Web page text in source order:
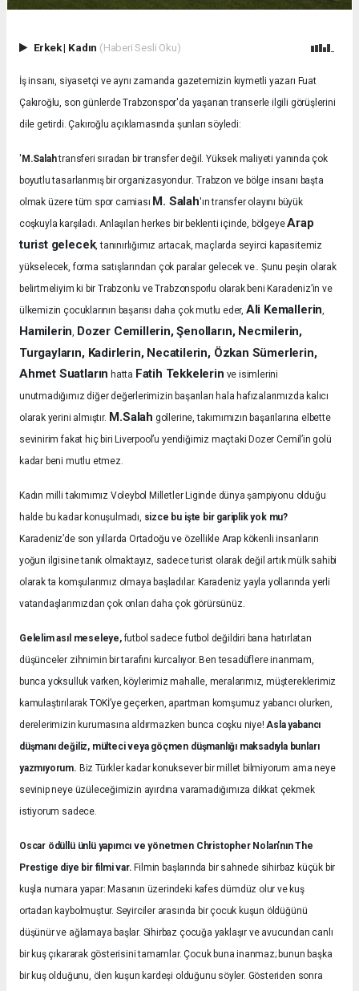
Erkek| Kadın (Haberi Sesli Oku)
İş insanı, siyasetçi ve aynı zamanda gazetemizin kıymetli yazarı Fuat
Çakıroğlu, son günlerde Trabzonspor'da yaşanan transerle ilgili görüşlerini
dile getirdi. Çakıroğlu açıklamasında şunları söyledi:
' M.Salahtransferi sıradan bir transfer değil. Yüksek maliyeti yanında çok
boyutlu tasarlanmış bir organizasyondur.Trabzon ve bölge insanı başta
olmak üzere tüm spor camiası M. Salah'ın transfer olayını büyük
coşkuyla karşıladı.Anlaşılan herkes bir beklenti içinde, bölgeyeArap
turist gelecek, tanınırlığımız artacak, maçlarda seyirci kapasitemiz
yükselecek, forma satışlarından çok paralar gelecek ve.. Şunu peşin olarak
belirtmeliyim ki bir Trabzonlu ve Trabzonsporlu olarak beni Karadeniz’in ve
ülkemizin çocuklarının başarısı daha çok mutlu eder, Ali Kemallerin,
Hamilerin, Dozer Cemillerin, Şenolların, Necmilerin,
Turgayların, Kadirlerin, Necatilerin, Özkan Sümerlerin,
Ahmet Suatların hatta Fatih Tekkelerin ve isimlerini
unutmadığımız diğer değerlerimizin başarıları hala hafızalarımızda kalıcı
olarak yerini almıştır. M.Salah gollerine, takımımızın başarılarına elbette
sevinirim fakat hiç biri Liverpool’u yendiğimiz maçtaki Dozer Cemil’in golü
kadar beni mutlu etmez.
Kadın milli takımımız Voleybol Milletler Liginde dünya şampiyonu olduğu
halde bu kadar konuşulmadı, sizce bu işte bir gariplik yok mu?
Karadeniz’de son yıllarda Ortadoğu ve özellikle Arap kökenli insanların
yoğun ilgisine tanık olmaktayız, sadece turist olarak değil artık mülk sahibi
olarak ta komşularımız olmaya başladılar. Karadeniz yayla yollarında yerli
vatandaşlarımızdan çok onları daha çok görürsünüz.
Gelelim asıl meseleye,futbol sadece futbol değildiri bana hatırlatan
düşünceler zihnimin bir tarafını kurcalıyor. Ben tesadüflere inanmam,
bunca yoksulluk varken, köylerimiz mahalle, meralarımız, müştereklerimiz
kamulaştırılarak TOKİ’ye geçerken, apartman komşumuz yabancı olurken,
derelerimizin kurumasına aldırmazken bunca coşku niye!Asla yabancı
düşmanı değiliz, mülteci veya göçmen düşmanlığı maksadıyla bunları
yazmıyorum. Biz Türkler kadar konuksever bir millet bilmiyorum ama neye
sevinip neye üzüleceğimizin ayırdına varamadığımıza dikkat çekmek
istiyorum sadece.
Oscar ödüllü ünlü yapımcı ve yönetmen Christopher Nolan’nın The
Prestige diye bir filmi var. Filmin başlarında bir sahnede sihirbaz küçük bir
kuşla numara yapar: Masanın üzerindeki kafes dümdüz olur ve kuş
ortadan kaybolmuştur. Seyirciler arasında bir çocuk kuşun öldüğünü
düşünür ve ağlamaya başlar. Sihirbaz çocuğa yaklaşır ve avucundan canlı
bir kuş çıkararak gösterisini tamamlar. Çocuk buna inanmaz; bunun başka
bir kuş olduğunu, ölen kuşun kardeşi olduğunu söyler. Gösteriden sonra